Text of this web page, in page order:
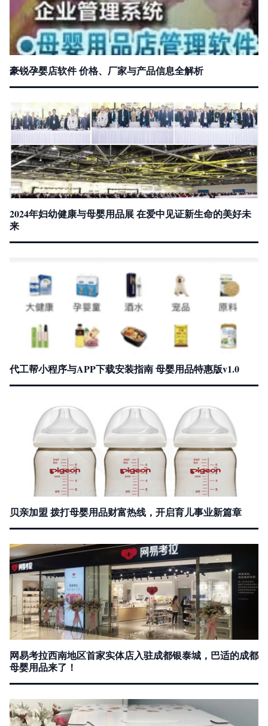
豪锐孕婴店软件 价格、厂家与产品信息全解析
2024年妇幼健康与母婴用品展 在爱中见证新生命的美好未
来
代工帮小程序与APP下载安装指南 母婴用品特惠版v1.0
贝亲加盟 拨打母婴用品财富热线，开启育儿事业新篇章
网易考拉西南地区首家实体店入驻成都银泰城，巴适的成都
母婴用品来了！